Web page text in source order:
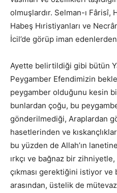
olmuşlardır. Selman-ı Fârisî,
Habeş Hıristiyanları ve
İcil’de görüp iman
Ayette belirtildiği gibi bütün
Peygamber Efendimizin
peygamber olduğunu kesin
bunlardan çoğu, bu
gönderilmediği, Araplardan
hasetlerinden ve
bu yüzden de Allah’ın
ırkçı ve bağnaz bir
çıkması gerektiğini istiyor ve
arasından, üstelik de